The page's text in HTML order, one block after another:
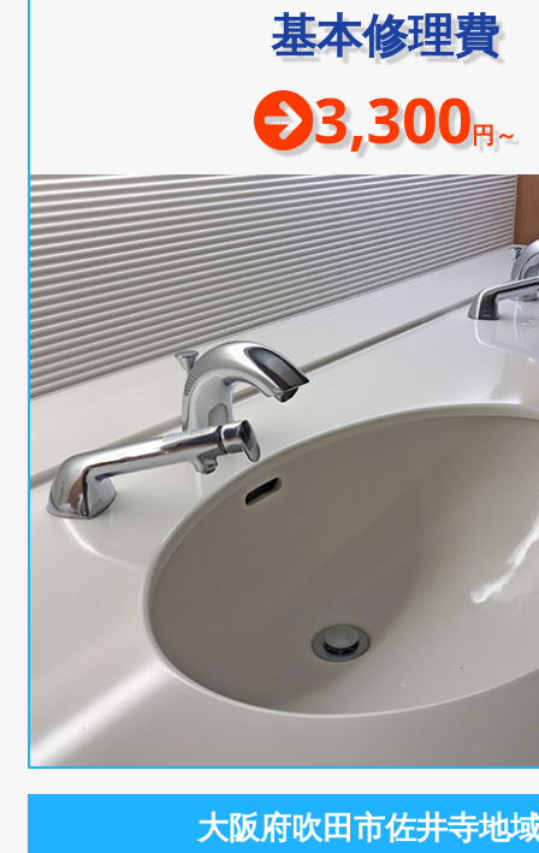
基本修理費
3,300円～
大阪府吹田市佐井寺地